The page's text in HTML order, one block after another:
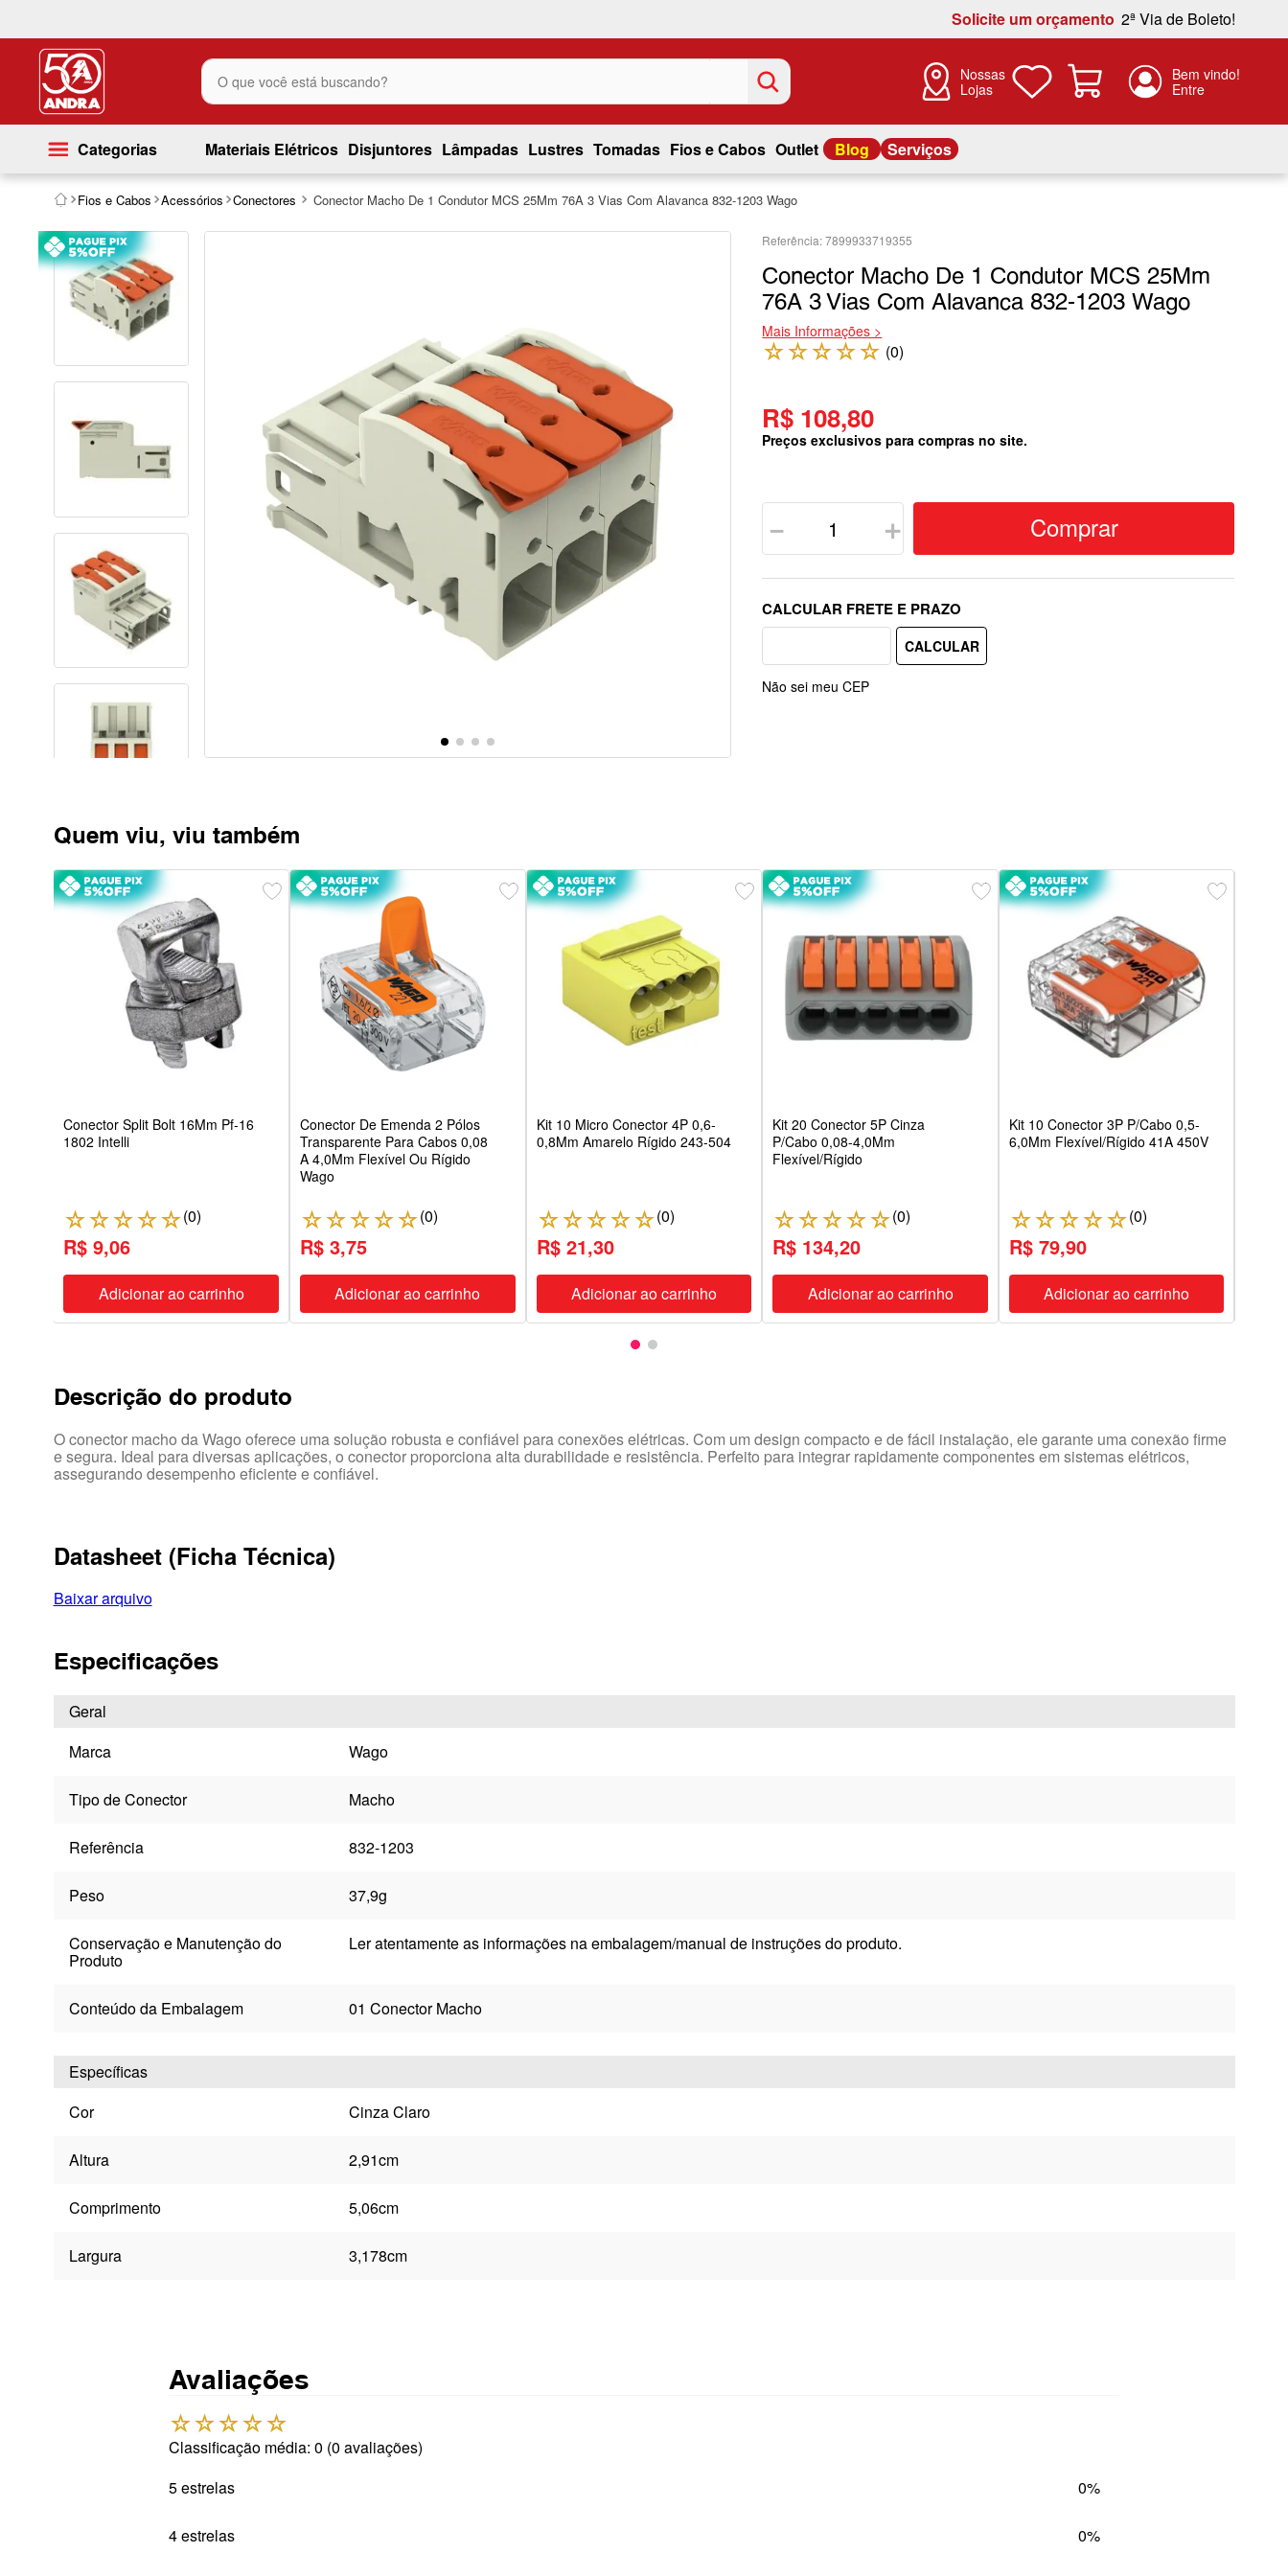
Solicite um orçamento 2ª Via de Boleto!
O que você está buscando?
Nossas
Lojas
Categorias Materiais Elétricos Disjuntores Lâmpadas Lustres Tomadas Fios e Cabos Outlet Blog Serviços
Fios e Cabos Acessórios Conectores Conector Macho De 1 Condutor MCS 25Mm 76A 3 Vias Com Alavanca 832-1203 Wago
7899933719355
Conector Macho De 1 Condutor MCS 25Mm
76A 3 Vias Com Alavanca 832-1203 Wago
Mais Informações >
☆☆☆☆☆ (0)
R$ 108,80
Preços exclusivos para compras no site.
＋
－ Comprar
Não sei meu CEP
Quem viu, viu também
Conector Split Bolt 16Mm Pf-16
1802 Intelli
☆☆☆☆☆(0)
R$ 9,06
Adicionar ao carrinho
Conector De Emenda 2 Pólos
Transparente Para Cabos 0,08
A 4,0Mm Flexível Ou Rígido
Wago
☆☆☆☆☆(0)
R$ 3,75
Adicionar ao carrinho
Kit 10 Micro Conector 4P 0,6-
0,8Mm Amarelo Rígido 243-504
☆☆☆☆☆(0)
R$ 21,30
Adicionar ao carrinho
Kit 20 Conector 5P Cinza
P/Cabo 0,08-4,0Mm
Flexível/Rígido
☆☆☆☆☆(0)
R$ 134,20
Adicionar ao carrinho
Kit 10 Conector 3P P/Cabo 0,5-
6,0Mm Flexível/Rígido 41A 450V
☆☆☆☆☆(0)
R$ 79,90
Adicionar ao carrinho
Descrição do produto
O conector macho da Wago oferece uma solução robusta e confiável para conexões elétricas. Com um design compacto e de fácil instalação, ele garante uma conexão firme
e segura. Ideal para diversas aplicações, o conector proporciona alta durabilidade e resistência. Perfeito para integrar rapidamente componentes em sistemas elétricos,
assegurando desempenho eficiente e confiável.
Datasheet (Ficha Técnica)
Baixar arquivo
Especificações
Geral
Marca
Wago
Tipo de Conector Macho
Referência 832-1203
Peso 37,9g
Conservação e Manutenção do
Produto
Ler atentamente as informações na embalagem/manual de instruções do produto.
Conteúdo da Embalagem 01 Conector Macho
Específicas
Cor
Cinza Claro
Altura 2,91cm
Comprimento 5,06cm
Largura 3,178cm
Avaliações
☆☆☆☆☆
Classificação média: 0 (0 avaliações)
5 estrelas
0%
4 estrelas 0%